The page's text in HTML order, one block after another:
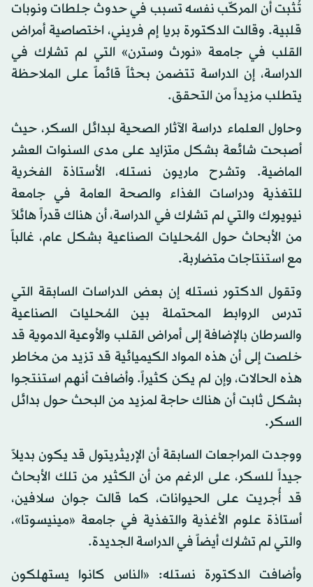
تُثبت أن المركّب نفسه تسبب في حدوث جلطات ونوبات
قلبية. وقالت الدكتورة بريا إم فريني، اختصاصية أمراض
القلب في جامعة «نورث وسترن» التي لم تشارك في
الدراسة، إن الدراسة تتضمن بحثاً قائماً على الملاحظة
يتطلب مزيداً من التحقق.
وحاول العلماء دراسة الآثار الصحية لبدائل السكر، حيث
أصبحت شائعة بشكل متزايد على مدى السنوات العشر
الماضية. وتشرح ماريون نستله، الأستاذة الفخرية
للتغذية ودراسات الغذاء والصحة العامة في جامعة
نيويورك والتي لم تشارك في الدراسة، أن هناك قدراً هائلاً
من الأبحاث حول المُحليات الصناعية بشكل عام، غالباً
مع استنتاجات متضاربة.
وتقول الدكتور نستله إن بعض الدراسات السابقة التي
تدرس الروابط المحتملة بين المُحليات الصناعية
والسرطان بالإضافة إلى أمراض القلب والأوعية الدموية قد
خلصت إلى أن هذه المواد الكيميائية قد تزيد من مخاطر
هذه الحالات، وإن لم يكن كثيراً. وأضافت أنهم استنتجوا
بشكل ثابت أن هناك حاجة لمزيد من البحث حول بدائل
السكر.
ووجدت المراجعات السابقة أن الإريثريتول قد يكون بديلاً
جيداً للسكر، على الرغم من أن الكثير من تلك الأبحاث
قد أُجريت على الحيوانات، كما قالت جوان سلافين،
أستاذة علوم الأغذية والتغذية في جامعة «مينيسوتا»،
والتي لم تشارك أيضاً في الدراسة الجديدة.
وأضافت الدكتورة نستله: «الناس كانوا يستهلكون